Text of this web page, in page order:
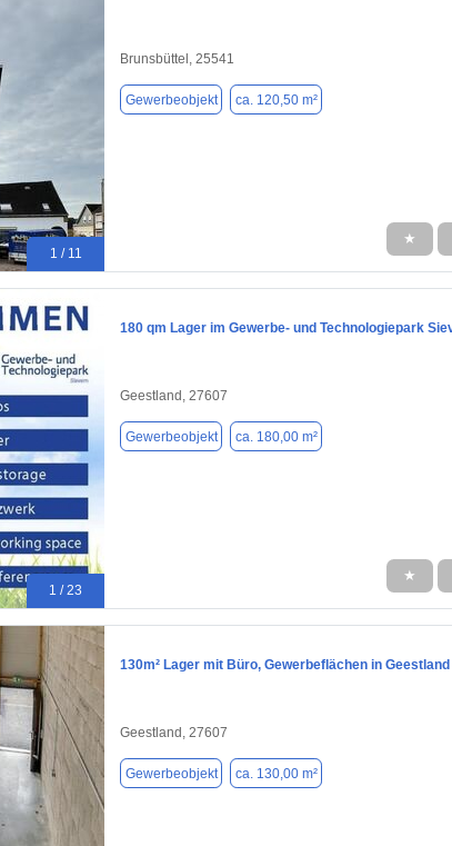
1 / 11
Brunsbüttel, 25541
Gewerbeobjekt ca. 120,50 m²
★
1 / 23
180 qm Lager im Gewerbe- und Technologiepark
Geestland, 27607
Gewerbeobjekt ca. 180,00 m²
★
130m² Lager mit Büro, Gewerbeflächen in
Geestland, 27607
Gewerbeobjekt ca. 130,00 m²